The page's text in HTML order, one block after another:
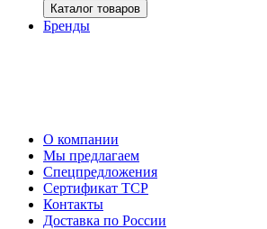
Каталог товаров
Бренды
О компании
Мы предлагаем
Спецпредложения
Сертификат ТСР
Контакты
Доставка по России